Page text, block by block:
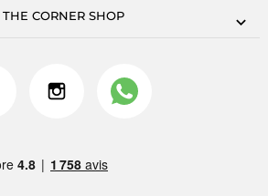
THE CORNER SHOP